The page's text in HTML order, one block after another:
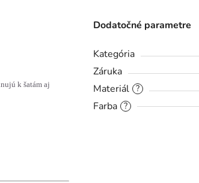
k šatám aj
Dodatočné parametre
Kategória
Záruka
?
Materiál
?
Farba